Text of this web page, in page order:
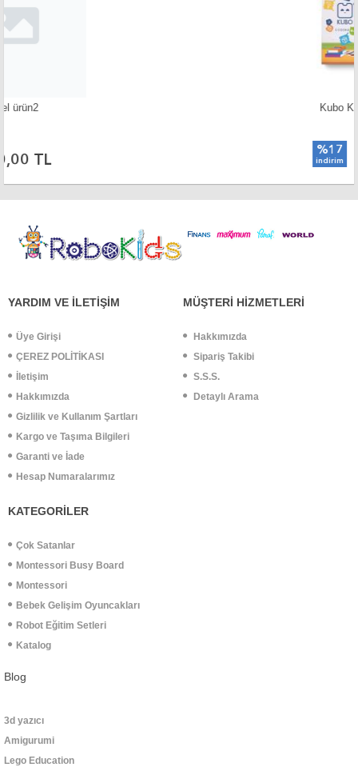
YARDIM VE İLETİŞİM
Üye Girişi
ÇEREZ POLİTİKASI
İletişim
Hakkımızda
Gizlilik ve Kullanım Şartları
Kargo ve Taşıma Bilgileri
Garanti ve İade
Hesap Numaralarımız
MÜŞTERİ HİZMETLERİ
Hakkımızda
Sipariş Takibi
S.S.S.
Detaylı Arama
KATEGORİLER
Çok Satanlar
Montessori Busy Board
Montessori
Bebek Gelişim Oyuncakları
Robot Eğitim Setleri
Katalog
Blog
3d yazıcı
Amigurumi
Lego Education